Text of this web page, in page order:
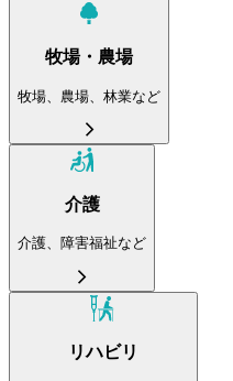
牧場・農場
牧場、農場、林業など
介護
介護、障害福祉など
リハビリ